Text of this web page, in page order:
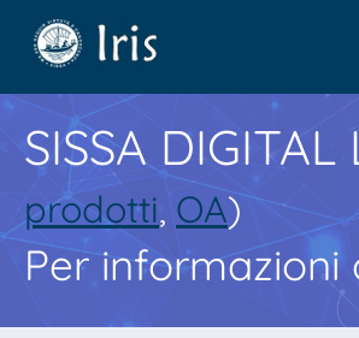
SISSA DIGITAL
prodotti, OA)
Per